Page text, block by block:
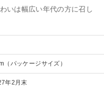
いは幅広い年代の方に召し
パッケージサイズ）
年2月末